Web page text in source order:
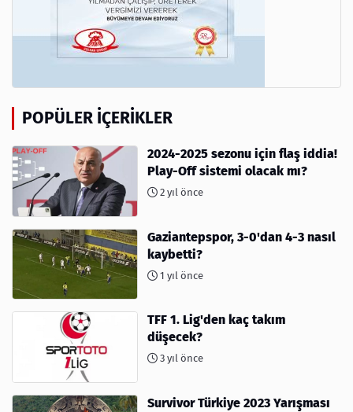
POPÜLER İÇERIKLER
2024-2025 sezonu için flaş iddia!
Play-Off sistemi olacak mı?
2 yıl önce
Gaziantepspor, 3-0'dan 4-3 nasıl
kaybetti?
1 yıl önce
TFF 1. Lig'den kaç takım
düşecek?
3 yıl önce
Survivor Türkiye 2023 Yarışması